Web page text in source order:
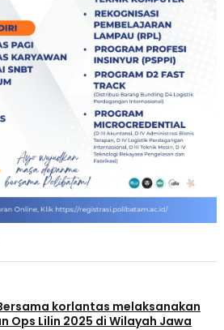
korlantas melaksanakan
Ops Lilin 2025 di Wilayah Jawa